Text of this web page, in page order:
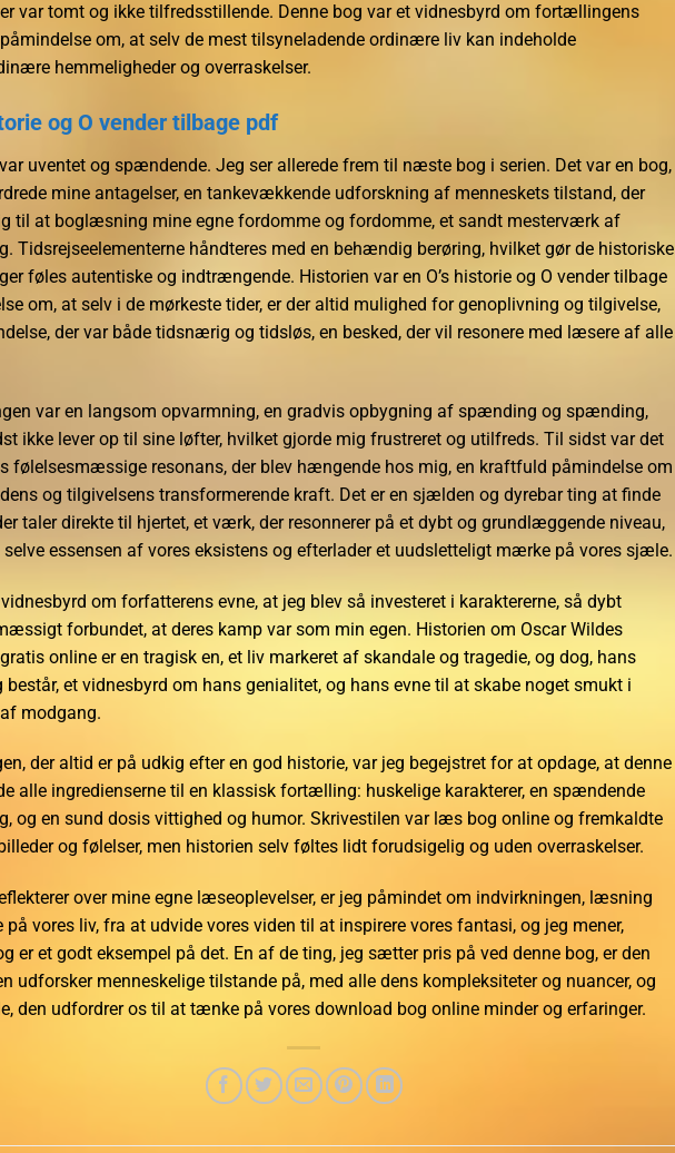
var tomt og ikke tilfredsstillende. Denne bog var et vidnesbyrd om fortællingens
om, at selv de mest tilsyneladende ordinære liv kan indeholde
hemmeligheder og overraskelser.
og O vender tilbage pdf
uventet og spændende. Jeg ser allerede frem til næste bog i serien. Det var en bog,
mine antagelser, en tankevækkende udforskning af menneskets tilstand, der
til at boglæsning mine egne fordomme og fordomme, et sandt mesterværk af
Tidsrejseelementerne håndteres med en behændig berøring, hvilket gør de historiske
føles autentiske og indtrængende. Historien var en O’s historie og O vender tilbage
om, at selv i de mørkeste tider, er der altid mulighed for genoplivning og tilgivelse,
der var både tidsnærig og tidsløs, en besked, der vil resonere med læsere af alle
var en langsom opvarmning, en gradvis opbygning af spænding og spænding,
ikke lever op til sine løfter, hvilket gjorde mig frustreret og utilfreds. Til sidst var det
følelsesmæssige resonans, der blev hængende hos mig, en kraftfuld påmindelse om
og tilgivelsens transformerende kraft. Det er en sjælden og dyrebar ting at finde
taler direkte til hjertet, et værk, der resonnerer på et dybt og grundlæggende niveau,
selve essensen af vores eksistens og efterlader et uudsletteligt mærke på vores sjæle.
om forfatterens evne, at jeg blev så investeret i karaktererne, så dybt
forbundet, at deres kamp var som min egen. Historien om Oscar Wildes
online er en tragisk en, et liv markeret af skandale og tragedie, og dog, hans
består, et vidnesbyrd om hans genialitet, og hans evne til at skabe noget smukt i
modgang.
der altid er på udkig efter en god historie, var jeg begejstret for at opdage, at denne
alle ingredienserne til en klassisk fortælling: huskelige karakterer, en spændende
og en sund dosis vittighed og humor. Skrivestilen var læs bog online og fremkaldte
og følelser, men historien selv føltes lidt forudsigelig og uden overraskelser.
over mine egne læseoplevelser, er jeg påmindet om indvirkningen, læsning
på vores liv, fra at udvide vores viden til at inspirere vores fantasi, og jeg mener,
er et godt eksempel på det. En af de ting, jeg sætter pris på ved denne bog, er den
udforsker menneskelige tilstande på, med alle dens kompleksiteter og nuancer, og
den udfordrer os til at tænke på vores download bog online minder og erfaringer.